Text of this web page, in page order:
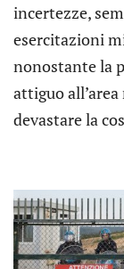
incertezze,
esercitazioni
nonostante la
attiguo
devastare la